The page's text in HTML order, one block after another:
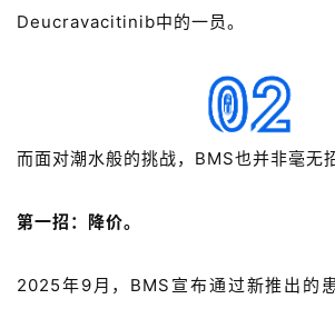
l
i
h
联
Deucravacitinib中的一员。
而面对潮水般的挑战， BMS也并非毫无
第一招：降价。
2025年9 月， BMS 宣布通过新推出的